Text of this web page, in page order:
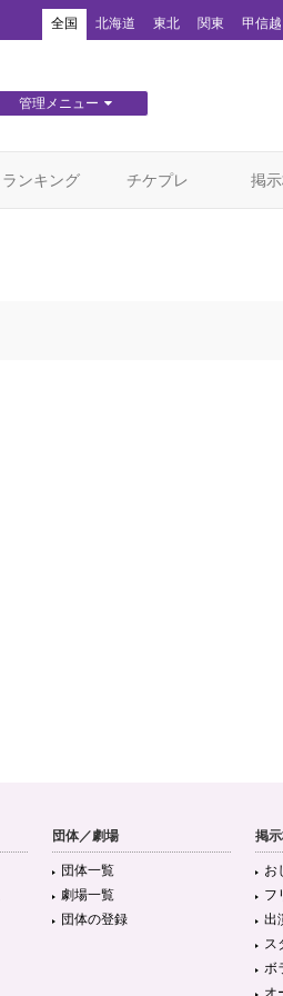
全国 北海道 東北 関東 甲信越
管理メニュー
ランキング チケプレ 掲
団体／劇場
団体一覧
劇場一覧
団体の登録
掲
お
フ
出
ス
ボ
オ